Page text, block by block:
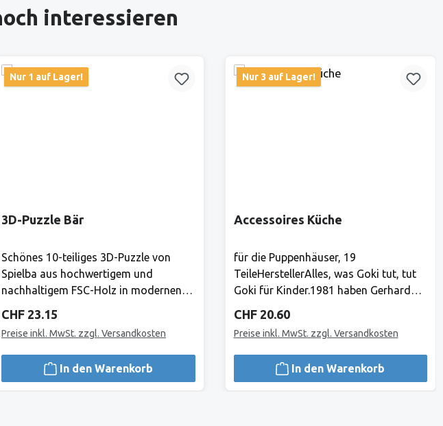
interessieren
Nur 1 auf Lager!
3D-Puzzle Bär
Schönes 10-teiliges 3D-Puzzle von
Spielba aus hochwertigem und
nachhaltigem FSC-Holz in modernen
Produkte von Spielba Garant für hohe
Qualität grösstmögliche Sicherheit,
lange Lebensdauer und
uneingeschränkte Spielfreude für
Regulärer Preis:
CHF 23.15
Preise inkl. MwSt. zzgl. Versandkosten
In den Warenkorb
Nur 3 auf Lager!
Accessoires Küche
für die Puppenhäuser, 19
TeileHerstellerAlles, was Goki tut, tut
Goki für Kinder.1981 haben Gerhard
begonnen, Spielzeuge zu verkaufen. Im
Laufe der Jahre ist aus dem kleinen
Zwei-Mann-Betrieb in Hamburg
Norddeutschlands grösster
Regulärer Preis:
CHF 20.60
Preise inkl. MwSt. zzgl. Versandkosten
In den Warenkorb